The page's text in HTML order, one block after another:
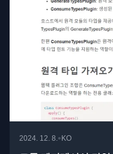
2024. 12. 8.• KO